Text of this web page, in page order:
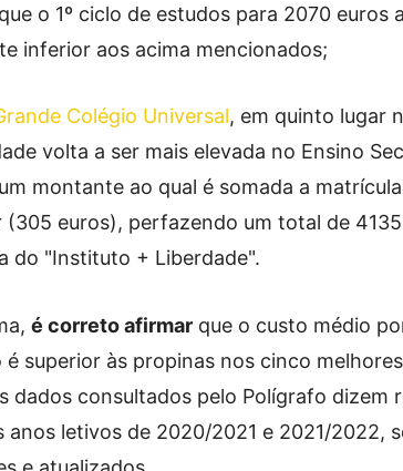
o 1º ciclo de estudos para 2070 euros
inferior aos acima mencionados;
Colégio Universal, em quinto lugar
volta a ser mais elevada no Ensino
montante ao qual é somada a
(305 euros), perfazendo um total de
do "Instituto + Liberdade".
é correto afirmar que o custo médio
é superior às propinas nos cinco
dados consultados pelo Polígrafo dizem
anos letivos de 2020/2021 e 2021/2022,